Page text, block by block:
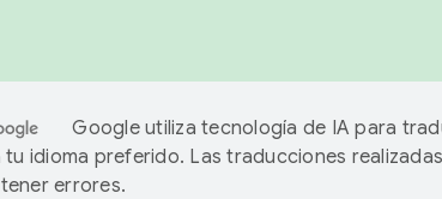
Google utiliza tecnología de IA para
idioma preferido. Las traducciones
errores.